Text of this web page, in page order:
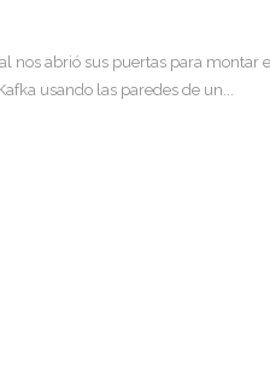
nos abrió sus puertas para
usando las paredes de un...